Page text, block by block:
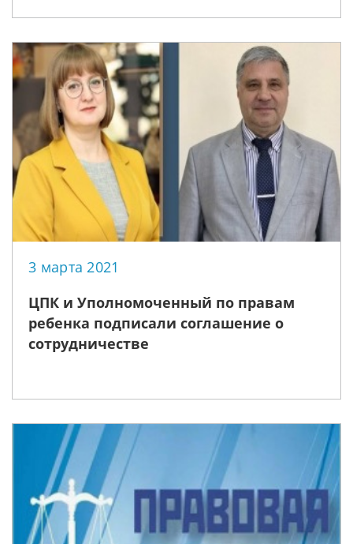
3 марта 2021
ЦПК и Уполномоченный по правам
ребенка подписали соглашение о
сотрудничестве